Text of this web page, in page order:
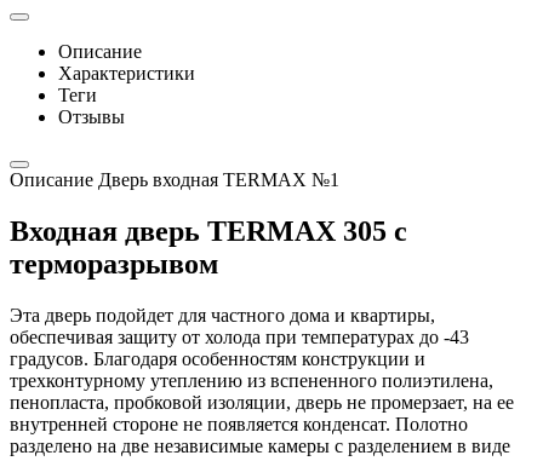
Описание
Характеристики
Теги
Отзывы
Описание Дверь входная TERMAX №1
Входная дверь TERMAX 305 с
терморазрывом
Эта дверь подойдет для частного дома и квартиры,
обеспечивая защиту от холода при температурах до -43
градусов. Благодаря особенностям конструкции и
трехконтурному утеплению из вспененного полиэтилена,
пенопласта, пробковой изоляции, дверь не промерзает, на ее
внутренней стороне не появляется конденсат. Полотно
разделено на две независимые камеры с разделением в виде